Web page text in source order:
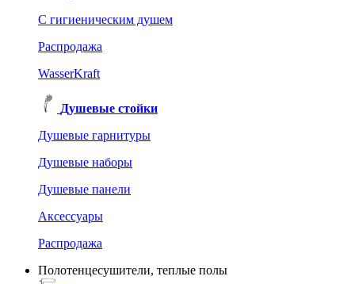
C гигиеническим душем
Распродажа
WasserKraft
Душевые стойки
Душевые гарнитуры
Душевые наборы
Душевые панели
Аксессуары
Распродажа
Полотенцесушители, теплые полы